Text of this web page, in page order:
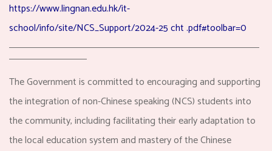
https://www.lingnan.edu.hk/it-
school/info/site/NCS_Support/2024-25 cht .pdf#toolbar=0
The Government is committed to encouraging and supporting
the integration of non-Chinese speaking (NCS) students into
the community, including facilitating their early adaptation to
the local education system and mastery of the Chinese